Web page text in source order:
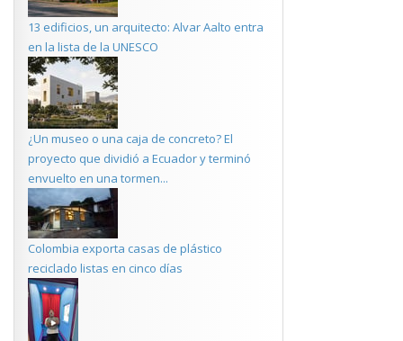
13 edificios, un arquitecto: Alvar Aalto entra
en la lista de la UNESCO
¿Un museo o una caja de concreto? El
proyecto que dividió a Ecuador y terminó
envuelto en una tormen...
Colombia exporta casas de plástico
reciclado listas en cinco días